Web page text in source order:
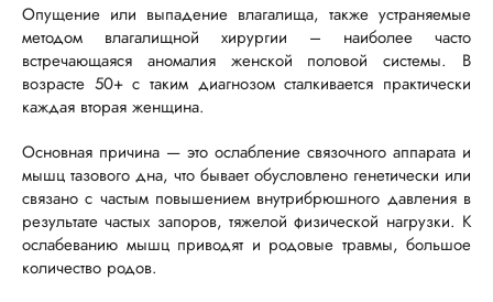
Опущение или выпадение влагалища, также устраняемые
методом влагалищной хирургии – наиболее часто
встречающаяся аномалия женской половой системы. В
возрасте 50+ с таким диагнозом сталкивается практически
каждая вторая женщина.
Основная причина — это ослабление связочного аппарата и
мышц тазового дна, что бывает обусловлено генетически или
связано с частым повышением внутрибрюшного давления в
результате частых запоров, тяжелой физической нагрузки. К
ослабеванию мышц приводят и родовые травмы, большое
количество родов.